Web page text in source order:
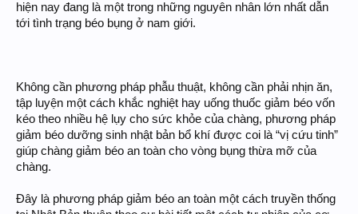
hiện nay đang là một trong những nguyên nhân lớn nhất dẫn
tới tình trạng béo bụng ở nam giới.
Không cần phương pháp phẫu thuật, không cần phải nhịn ăn,
tập luyện một cách khắc nghiệt hay uống thuốc giảm béo vốn
kéo theo nhiều hệ lụy cho sức khỏe của chàng, phương pháp
giảm béo dưỡng sinh nhật bản bổ khí được coi là “vị cứu tinh”
giúp chàng giảm béo an toàn cho vòng bụng thừa mỡ của
chàng.
Đây là phương pháp giảm béo an toàn một cách truyền thống